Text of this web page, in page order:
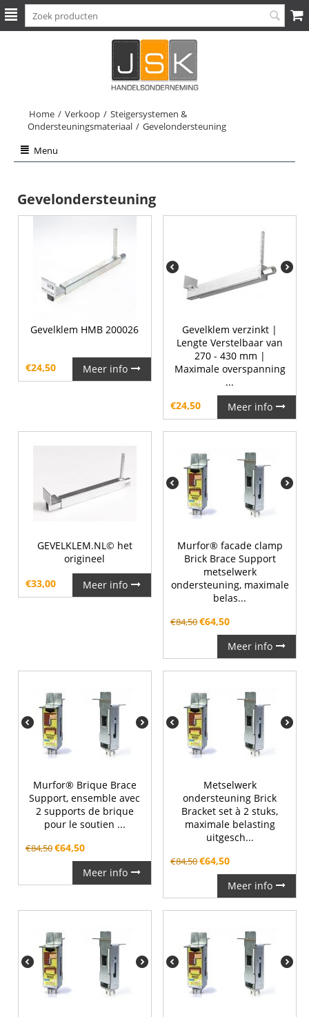
Home / Verkoop / Steigersystemen &
Ondersteuningsmateriaal / Gevelondersteuning
Menu
Gevelondersteuning
Gevelklem HMB 200026
€24,50 Meer info
Gevelklem verzinkt |
Lengte Verstelbaar van
270 - 430 mm |
Maximale overspanning
...
€24,50 Meer info
GEVELKLEM.NL© het
origineel
€33,00 Meer info
Murfor® facade clamp
Brick Brace Support
metselwerk
ondersteuning, maximale
belas...
€84,50€64,50
Meer info
Murfor® Brique Brace
Support, ensemble avec
2 supports de brique
pour le soutien ...
€84,50€64,50
Meer info
Metselwerk
ondersteuning Brick
Bracket set à 2 stuks,
maximale belasting
uitgesch...
€84,50€64,50
Meer info